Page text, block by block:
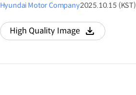
Hyundai Motor Company2025.10.15 (KST)
High Quality Image
다운로드